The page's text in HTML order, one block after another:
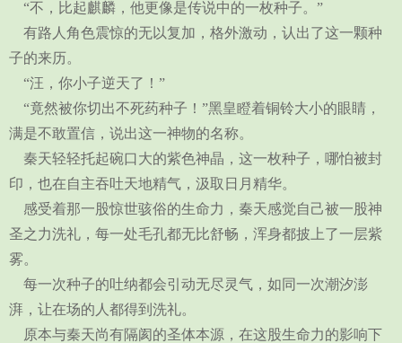
“不，比起麒麟，他更像是传说中的一枚种子。”
有路人角色震惊的无以复加，格外激动，认出了这一颗种
子的来历。
“汪，你小子逆天了！”
“竟然被你切出不死药种子！”黑皇瞪着铜铃大小的眼睛，
满是不敢置信，说出这一神物的名称。
秦天轻轻托起碗口大的紫色神晶，这一枚种子，哪怕被封
印，也在自主吞吐天地精气，汲取日月精华。
感受着那一股惊世骇俗的生命力，秦天感觉自己被一股神
圣之力洗礼，每一处毛孔都无比舒畅，浑身都披上了一层紫
雾。
每一次种子的吐纳都会引动无尽灵气，如同一次潮汐澎
湃，让在场的人都得到洗礼。
原本与秦天尚有隔阂的圣体本源，在这股生命力的影响下